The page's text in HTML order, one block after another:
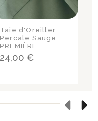
Taie d'Oreiller
Percale Sauge
PREMIÈRE
24,00 €